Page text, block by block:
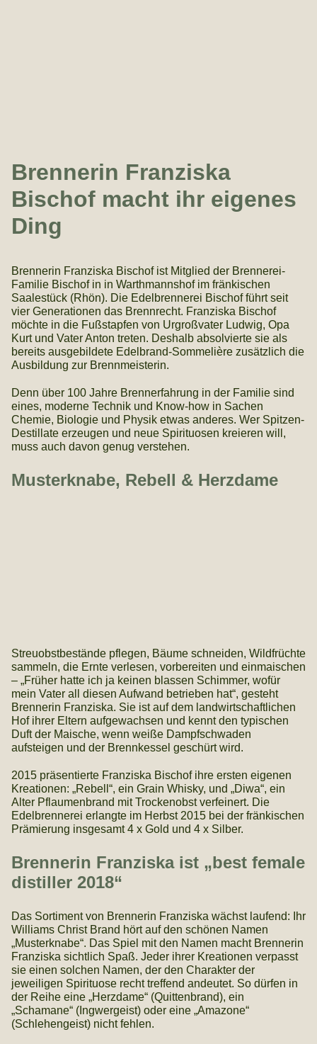
Brennerin Franziska
Bischof macht ihr eigenes
Ding
Brennerin Franziska Bischof ist Mitglied der Brennerei-
Familie Bischof in in Warthmannshof im fränkischen
Saalestück (Rhön). Die Edelbrennerei Bischof führt seit
vier Generationen das Brennrecht. Franziska Bischof
möchte in die Fußstapfen von Urgroßvater Ludwig, Opa
Kurt und Vater Anton treten. Deshalb absolvierte sie als
bereits ausgebildete Edelbrand-Sommelière zusätzlich die
Ausbildung zur Brennmeisterin.
Denn über 100 Jahre Brennerfahrung in der Familie sind
eines, moderne Technik und Know-how in Sachen
Chemie, Biologie und Physik etwas anderes. Wer Spitzen-
Destillate erzeugen und neue Spirituosen kreieren will,
muss auch davon genug verstehen.
Musterknabe, Rebell & Herzdame
Streuobstbestände pflegen, Bäume schneiden, Wildfrüchte
sammeln, die Ernte verlesen, vorbereiten und einmaischen
– „Früher hatte ich ja keinen blassen Schimmer, wofür
mein Vater all diesen Aufwand betrieben hat“, gesteht
Brennerin Franziska. Sie ist auf dem landwirtschaftlichen
Hof ihrer Eltern aufgewachsen und kennt den typischen
Duft der Maische, wenn weiße Dampfschwaden
aufsteigen und der Brennkessel geschürt wird.
2015 präsentierte Franziska Bischof ihre ersten eigenen
Kreationen: „Rebell“, ein Grain Whisky, und „Diwa“, ein
Alter Pflaumenbrand mit Trockenobst verfeinert. Die
Edelbrennerei erlangte im Herbst 2015 bei der fränkischen
Prämierung insgesamt 4 x Gold und 4 x Silber.
Brennerin Franziska ist „best female
distiller 2018“
Das Sortiment von Brennerin Franziska wächst laufend: Ihr
Williams Christ Brand hört auf den schönen Namen
„Musterknabe“. Das Spiel mit den Namen macht Brennerin
Franziska sichtlich Spaß. Jeder ihrer Kreationen verpasst
sie einen solchen Namen, der den Charakter der
jeweiligen Spirituose recht treffend andeutet. So dürfen in
der Reihe eine „Herzdame“ (Quittenbrand), ein
„Schamane“ (Ingwergeist) oder eine „Amazone“
(Schlehengeist) nicht fehlen.